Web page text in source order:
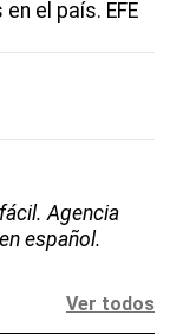
el país. EFE
Agencia
español.
Ver todos